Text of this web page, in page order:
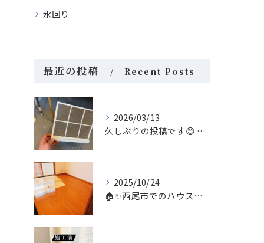
水回り
最近の投稿 Recent Posts
2026/03/13
久しぶりの投稿です😊 今回は家庭内のちょっとしたヒーロー、浴...
2025/10/24
🏠✨西尾市でのハウスクリーニングなら、私たち「あらいぐま」に...